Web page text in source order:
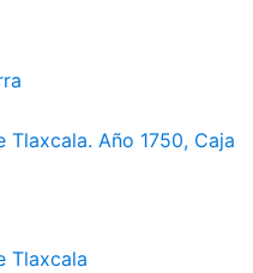
Año 1750, Caja
Tlaxcala